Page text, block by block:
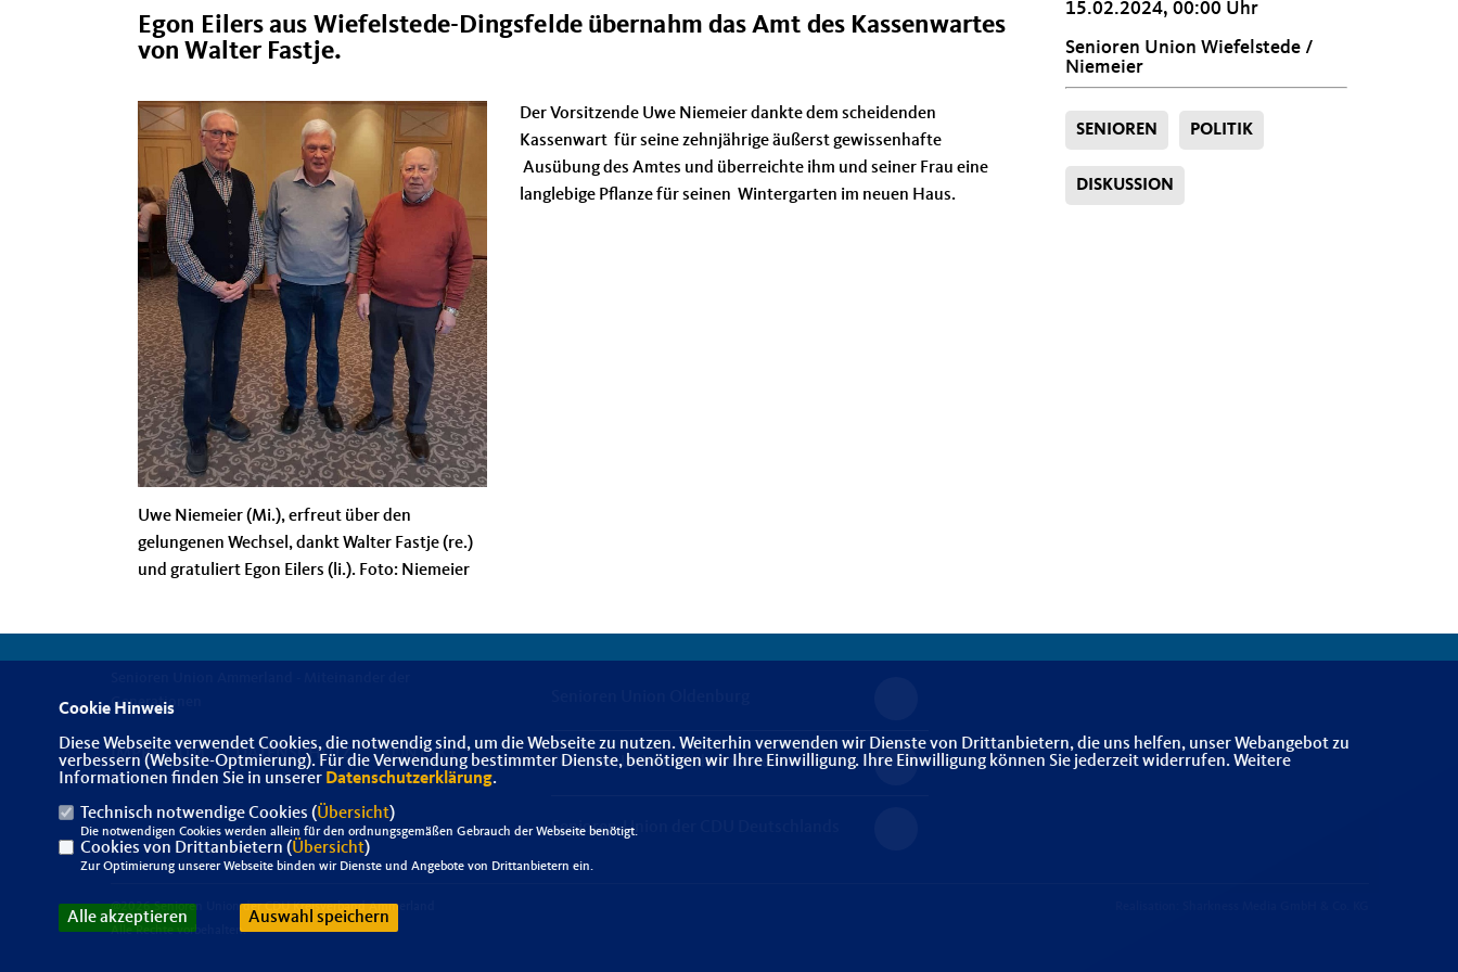
Egon Eilers aus Wiefelstede-Dingsfelde übernahm das Amt des Kassenwartes
von Walter Fastje.
Uwe Niemeier (Mi.), erfreut über den
gelungenen Wechsel, dankt Walter Fastje (re.)
und gratuliert Egon Eilers (li.). Foto: Niemeier
Der Vorsitzende Uwe Niemeier dankte dem scheidenden
Kassenwart für seine zehnjährige äußerst gewissenhafte
Ausübung des Amtes und überreichte ihm und seiner Frau eine
langlebige Pflanze für seinen Wintergarten im neuen Haus.
15.02.2024, 00:00 Uhr
Senioren Union Wiefelstede /
Niemeier
SENIOREN POLITIK
DISKUSSION
Generationen
IMPRESSUM DATENSCHUTZ KONTAKT Senioren Union Niedersachsen
Senioren-Union der CDU Deutschlands
@2026 Senioren Union der CDU Kreisverband Ammerland
Alle Rechte vorbehalten.
Cookie Hinweis
Diese Webseite verwendet Cookies, die notwendig sind, um die Webseite zu nutzen. Weiterhin verwenden wir Dienste von Drittanbietern, die uns helfen, unser Webangebot zu
verbessern (Website-Optmierung). Für die Verwendung bestimmter Dienste, benötigen wir Ihre Einwilligung. Ihre Einwilligung können Sie jederzeit widerrufen. Weitere
Informationen finden Sie in unserer Datenschutzerklärung.
Technisch notwendige Cookies (Übersicht)
Die notwendigen Cookies werden allein für den ordnungsgemäßen Gebrauch der Webseite benötigt.
Cookies von Drittanbietern (Übersicht)
Zur Optimierung unserer Webseite binden wir Dienste und Angebote von Drittanbietern ein.
Alle akzeptieren Auswahl speichern